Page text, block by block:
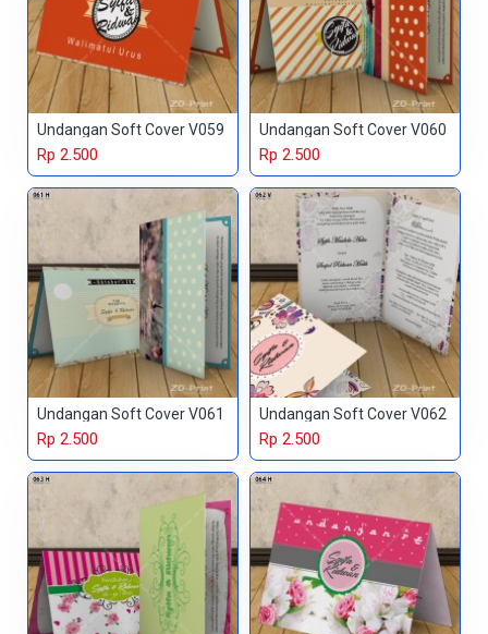
Undangan Soft Cover V059
Rp 2.500
Undangan Soft Cover V060
Rp 2.500
Undangan Soft Cover V061
Rp 2.500
Undangan Soft Cover V062
Rp 2.500